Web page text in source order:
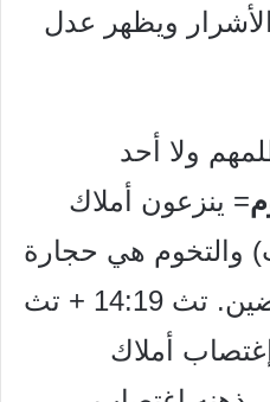
الأشرار ويظهر عدل
ولا أحد
= ينزعون أملاك
والتخوم هي حجارة
تنصب للفصل بين أرضين. تث 14:19 + تث
إغتصاب أملاك